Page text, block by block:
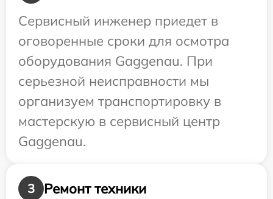
Сервисный инженер приедет в
оговоренные сроки для осмотра
оборудования Gaggenau. При
серьезной неисправности мы
организуем транспортировку в
мастерскую в сервисный центр
Gaggenau.
3 Ремонт техники